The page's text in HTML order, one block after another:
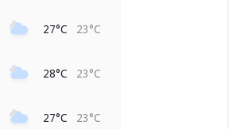
27°C 23°C
28°C 23°C
27°C 23°C